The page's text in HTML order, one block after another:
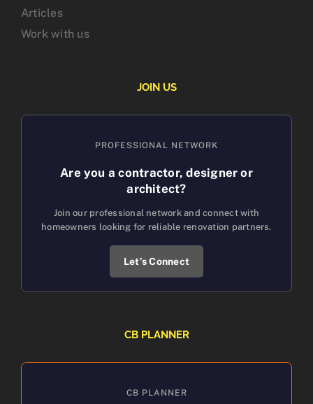
Articles
Work with us
JOIN US
PROFESSIONAL NETWORK
Are you a contractor, designer or
architect?
Join our professional network and connect with
homeowners looking for reliable renovation partners.
Let’s Connect
CB PLANNER
CB PLANNER